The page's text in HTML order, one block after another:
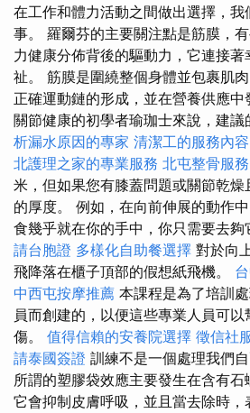
在工作和體力活動之間做出選擇，
事。 羅爾芬的主要關注點是筋膜，
力健康分佈背後的驅動力，它連接
祉。 筋膜是圍繞整個身體並包裹肌
正確運動鏈的形成，並在營養供應
關節健康的初學者瑜珈士來說，建
析漏水原因的專家 清潔工的服務內容
北護理之家的專業服務 北屯整骨服務
米，但如果您有膝蓋問題或關節乾
的厚度。 例如，在向前伸展的動作
食幾乎就在你的手中，你只需要去夠
請台胞證 多樣化自助餐選擇 對於向
飛降落在櫃子頂部的假想紙飛機。
中西屯按摩推薦 本課程是為了培訓
員而創建的，以便這些專業人員可
傷。 值得信賴的安養院選擇 徵信社
請泰國簽證 訓練不是一個處理我們自
所謂的塑膠袋效應主要發生在含有石
它會抑制皮膚呼吸，並且當去除時